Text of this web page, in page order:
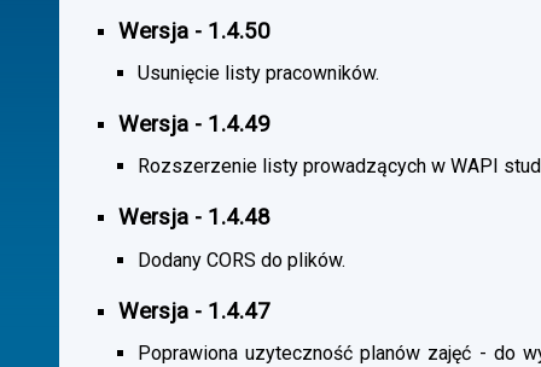
Wersja - 1.4.50
Usunięcie listy pracowników.
Wersja - 1.4.49
Rozszerzenie listy prowadzących w WAPI
Wersja - 1.4.48
Dodany CORS do plików.
Wersja - 1.4.47
Poprawiona uzyteczność planów zajęć - do